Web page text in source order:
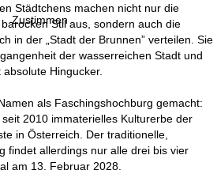
Zustimmen
Städtchens machen nicht nur die
Stil aus, sondern auch die
in der „Stadt der Brunnen” verteilen. Sie
der wasserreichen Stadt und
Hingucker.
als Faschingshochburg gemacht:
2010 immaterielles Kulturerbe der
in Österreich. Der traditionelle,
findet allerdings nur alle drei bis vier
am 13. Februar 2028.